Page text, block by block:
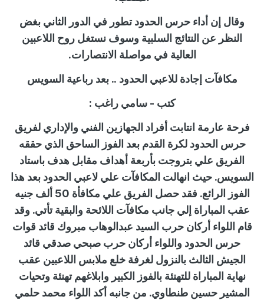
وقال إن أداء حرس الحدود تطور في الدور الثاني بغض
النظر عن النتائج السلبية وسوف نستغل روح اللاعبين
العالية في مواصلة الانتصارات.
مكافآت إجادة للاعبي الحدود .. بعد رباعية السويس
كتب - سامي راغب :
فرحة عارمة انتابت أفراد الجهازين الفني والإداري لفريق
حرس الحدود لكرة القدم بعد الفوز الساحق الذي حققه
الفريق علي بتروجت بأربعة أهداف مقابل هدف باستاد
السويس. حيث انهالت المكافآت علي لاعبي الحدود بعد هذا
الفوز الرائع. فقد حصل الفريق علي مكافأة 50 ألف جنيه
عقب المباراة إلي جانب مكافآت اللائحة والبقية تأتي. وقد
قام اللواء أركان حرب السيد عبدالوهاب مبروك قائد قوات
حرس الحدود واللواء أركان حرب صبحي صدقي قائد
الجيش الثالث بالنزول لغرفة خلع ملابس اللاعبين عقب
نهاية المباراة للتهنئة بالفوز الكبير وابلاغهم تهنئة وتحيات
المشير حسين طنطاوي. من جانبه أكد اللواء محمد حلمي